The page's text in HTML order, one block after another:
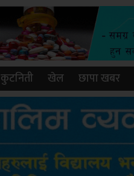
कुटनिती खेल छापा खबर